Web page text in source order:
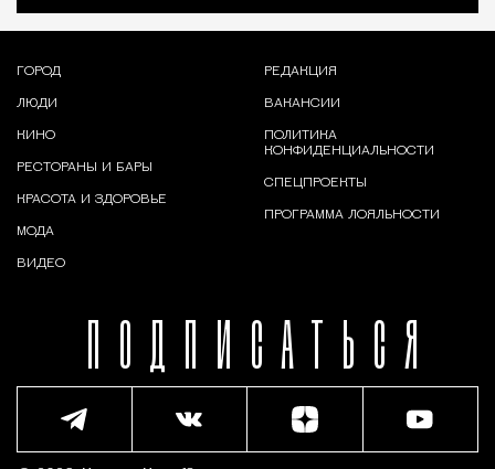
ПОДПИСАТЬСЯ
ГОРОД
ЛЮДИ
КИНО
РЕСТОРАНЫ И БАРЫ
КРАСОТА И ЗДОРОВЬЕ
МОДА
ВИДЕО
РЕДАКЦИЯ
ВАКАНСИИ
ПОЛИТИКА
КОНФИДЕНЦИАЛЬНОСТИ
СПЕЦПРОЕКТЫ
ПРОГРАММА ЛОЯЛЬНОСТИ